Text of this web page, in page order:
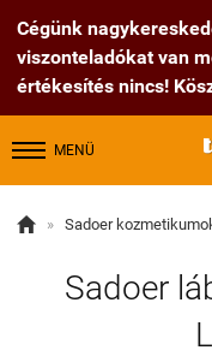
Cégünk
viszonteladókat van
értékesítés nincs!
MENÜ
 » Sadoer
Sadoer